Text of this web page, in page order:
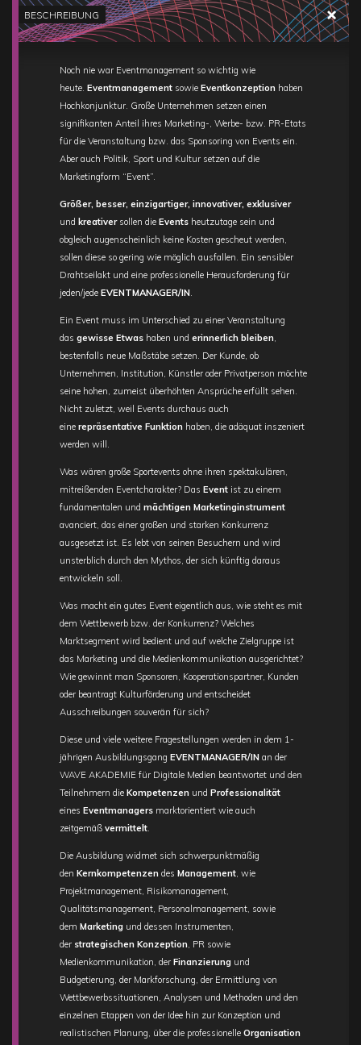
BESCHREIBUNG
Noch nie war Eventmanagement so wichtig wie
heute. Eventmanagementsowie Eventkonzeptionhaben
Hochkonjunktur. Große Unternehmen setzen einen
signifikanten Anteil ihres Marketing-, Werbe- bzw. PR-Etats
für die Veranstaltung bzw. das Sponsoring von Events ein.
Aber auch Politik, Sport und Kultur setzen auf die
Marketingform “Event”.
Größer, besser, einzigartiger, innovativer, exklusiver
und kreativersollen die Eventsheutzutage sein und
obgleich augenscheinlich keine Kosten gescheut werden,
sollen diese so gering wie möglich ausfallen. Ein sensibler
Drahtseilakt und eine professionelle Herausforderung für
jeden/jede EVENTMANAGER/IN.
Ein Event muss im Unterschied zu einer Veranstaltung
das gewisse Etwashaben und erinnerlich bleiben,
bestenfalls neue Maßstäbe setzen. Der Kunde, ob
Unternehmen, Institution, Künstler oder Privatperson möchte
seine hohen, zumeist überhöhten Ansprüche erfüllt sehen.
Nicht zuletzt, weil Events durchaus auch
eine repräsentative Funktionhaben, die adäquat inszeniert
werden will.
Was wären große Sportevents ohne ihren spektakulären,
mitreißenden Eventcharakter? Das Eventist zu einem
fundamentalen und mächtigen Marketinginstrument
avanciert, das einer großen und starken Konkurrenz
ausgesetzt ist. Es lebt von seinen Besuchern und wird
unsterblich durch den Mythos, der sich künftig daraus
entwickeln soll.
Was macht ein gutes Event eigentlich aus, wie steht es mit
dem Wettbewerb bzw. der Konkurrenz? Welches
Marktsegment wird bedient und auf welche Zielgruppe ist
das Marketing und die Medienkommunikation ausgerichtet?
Wie gewinnt man Sponsoren, Kooperationspartner, Kunden
oder beantragt Kulturförderung und entscheidet
Ausschreibungen souverän für sich?
Diese und viele weitere Fragestellungen werden in dem 1-
jährigen Ausbildungsgang EVENTMANAGER/INan der
WAVE AKADEMIE für Digitale Medien beantwortet und den
Teilnehmern die Kompetenzenund Professionalität
eines Eventmanagersmarktorientiert wie auch
zeitgemäß vermittelt.
Die Ausbildung widmet sich schwerpunktmäßig
den Kernkompetenzendes Management, wie
Projektmanagement, Risikomanagement,
Qualitätsmanagement, Personalmanagement, sowie
dem Marketingund dessen Instrumenten,
der strategischen Konzeption, PR sowie
Medienkommunikation, der Finanzierungund
Budgetierung, der Markforschung, der Ermittlung von
Wettbewerbssituationen, Analysen und Methoden und den
einzelnen Etappen von der Idee hin zur Konzeption und
realistischen Planung, über die professionelle Organisation